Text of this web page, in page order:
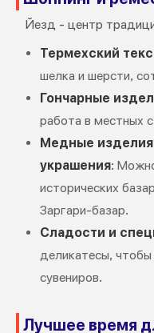
Йезд - центр
Термехский
шелка и шерсти,
Гончарные
работа в местных
Медные
украшения:
исторических
Заргари-базар.
Сладости и
деликатесы, чтобы
сувениров.
Лучшее время